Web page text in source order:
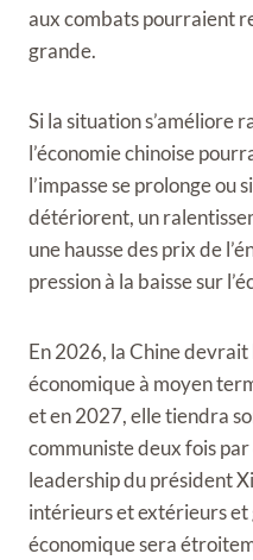
aux combats pourraient
grande.
Si la situation s’améliore
l’économie chinoise
l’impasse se prolonge ou
détériorent, un
une hausse des prix de
pression à la baisse sur
En 2026, la Chine
économique à moyen
et en 2027, elle tiendra
communiste deux fois
leadership du président
intérieurs et extérieurs
économique sera